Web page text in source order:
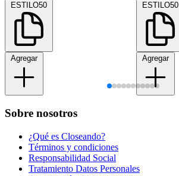
ESTILO50
Agregar
ESTILO50
Agregar
Sobre nosotros
¿Qué es Closeando?
Términos y condiciones
Responsabilidad Social
Tratamiento Datos Personales